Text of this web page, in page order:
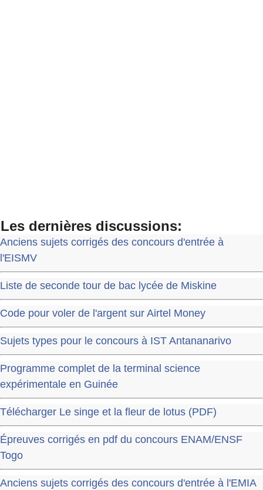
Les dernières discussions:
Anciens sujets corrigés des concours d'entrée à
l'EISMV
Liste de seconde tour de bac lycée de Miskine
Code pour voler de l'argent sur Airtel Money
Sujets types pour le concours à IST Antananarivo
Programme complet de la terminal science
expérimentale en Guinée
Télécharger Le singe et la fleur de lotus (PDF)
Épreuves corrigés en pdf du concours ENAM/ENSF
Togo
Anciens sujets corrigés des concours d'entrée à l'EMIA